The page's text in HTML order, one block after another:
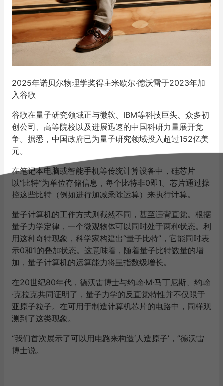
2025年诺贝尔物理学奖得主米歇尔·德沃雷于2023年加
入谷歌
谷歌在量子研究领域正与微软、IBM等科技巨头、众多初
创公司、高等院校以及进展迅速的中国科研力量展开竞
争。据悉，中国政府已为量子研究领域投入超过152亿美
元。
在笔记本电脑或智能手机等传统计算设备中，硅芯片
以“比特”为单位存储信息，每个比特非0即1。芯片通过操
控这些比特（例如进行加减乘除运算）来执行计算。
量子计算机的工作方式则截然不同，甚至违背直觉。根据
量子力学定律，一个微观物体可以同时处于两种状态。利
用这种奇特现象，科学家构建出“量子比特”，它能同时表
示0和1的叠加状态。这意味着，随着量子比特数量的增
加，量子计算机的运算能力将呈指数级增长。
在20世纪80年代，德沃雷博士与约翰·M·马丁尼斯、约翰
·克拉克共同证明了，量子力学的反直觉特性并不仅限于
亚原子粒子。在可用于制造计算机芯片的电路中，同样观
测到了这类现象。
“我们首次展示了可以用电路来构造‘人造原子’，”德沃雷
博士说。